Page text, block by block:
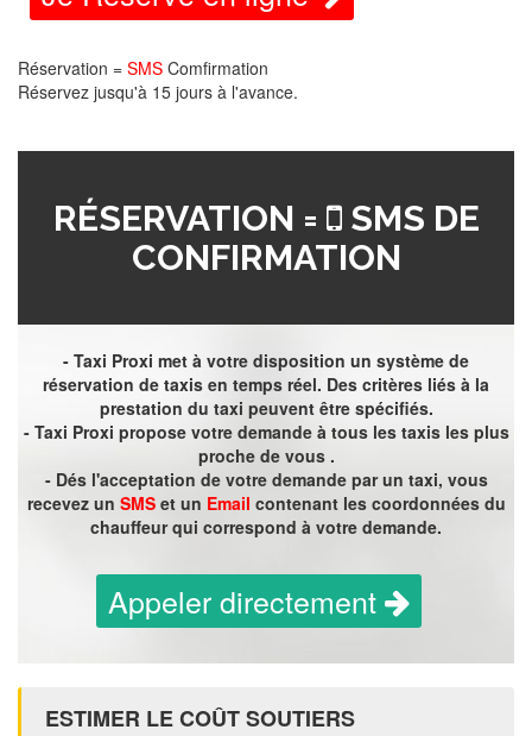
Réservation = SMS Comfirmation
Réservez jusqu'à 15 jours à l'avance.
RÉSERVATION =
SMS DE
CONFIRMATION
- Taxi Proxi met à votre disposition un système de
réservation de taxis en temps réel. Des critères liés à la
prestation du taxi peuvent être spécifiés.
- Taxi Proxi propose votre demande à tous les taxis les plus
proche de vous .
- Dés l'acceptation de votre demande par un taxi, vous
recevez un SMSet un Email contenant les coordonnées du
chauffeur qui correspond à votre demande.
Appeler directement
ESTIMER LE COÛT SOUTIERS